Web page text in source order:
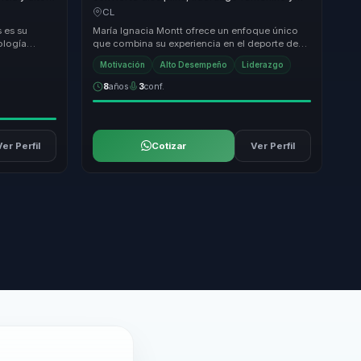
atletas
es su
Perfil
superacion personal en confianza para
CL
María Ignacia Montt ofrece un enfoque único
que combina su experiencia en el deporte de
alto rendimiento con principios de liderazgo
orga...
Motivación Alto Desempeño Liderazgo
8años 3conf.
Cotizar Ver Perfil